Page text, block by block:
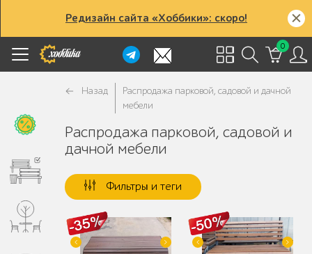
Редизайн сайта «Хоббики»: скоро!
0
Назад
Распродажа парковой, садовой и дачной
мебели
Распродажа парковой, садовой и
дачной мебели
Фильтры и теги